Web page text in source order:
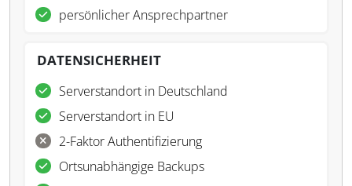
persönlicher Ansprechpartner
DATENSICHERHEIT
Serverstandort in Deutschland
Serverstandort in EU
2-Faktor Authentifizierung
Ortsunabhängige Backups